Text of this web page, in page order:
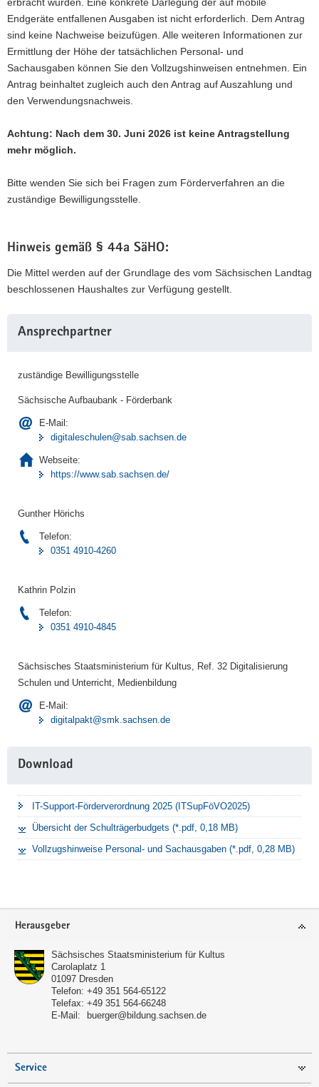
Endgeräte entfallenen Ausgaben ist nicht erforderlich. Dem Antrag
sind keine Nachweise beizufügen. Alle weiteren Informationen zur
Ermittlung der Höhe der tatsächlichen Personal- und
Sachausgaben können Sie den Vollzugshinweisen entnehmen. Ein
Antrag beinhaltet zugleich auch den Antrag auf Auszahlung und
den Verwendungsnachweis.
Achtung: Nach dem 30. Juni 2026 ist keine Antragstellung
mehr möglich.
Bitte wenden Sie sich bei Fragen zum Förderverfahren an die
zuständige Bewilligungsstelle.
Hinweis gemäß § 44a SäHO:
Die Mittel werden auf der Grundlage des vom Sächsischen Landtag
beschlossenen Haushaltes zur Verfügung gestellt.
Information
Ansprechpartner
zuständige Bewilligungsstelle
Sächsische Aufbaubank - Förderbank
E-Mail:
digitaleschulen@sab.sachsen.de
Webseite:
https://www.sab.sachsen.de/
Gunther Hörichs
Telefon:
0351 4910-4260
Kathrin Polzin
Telefon:
0351 4910-4845
Sächsisches Staatsministerium für Kultus, Ref. 32 Digitalisierung
Schulen und Unterricht, Medienbildung
E-Mail:
digitalpakt@smk.sachsen.de
Download
IT-Support-Förderverordnung 2025 (ITSupFöVO2025)
Übersicht der Schulträgerbudgets (*.pdf, 0,18 MB)
Vollzugshinweise Personal- und Sachausgaben (*.pdf, 0,28 MB)
Footer-
Herausgeber
Sächsisches Staatsministerium für Kultus
Carolaplatz 1
01097 Dresden
Telefon: +49 351 564-65122
Telefax: +49 351 564-66248
E-Mail:
buerger@bildung.sachsen.de
Service